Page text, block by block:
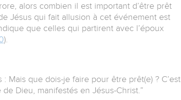
alors combien il est important d’être prêt
Jésus qui fait allusion à cet événement est
que celles qui partirent avec l’époux
).
Mais que dois-je faire pour être prêt(e) ? C’est
Dieu, manifestés en Jésus-Christ.”